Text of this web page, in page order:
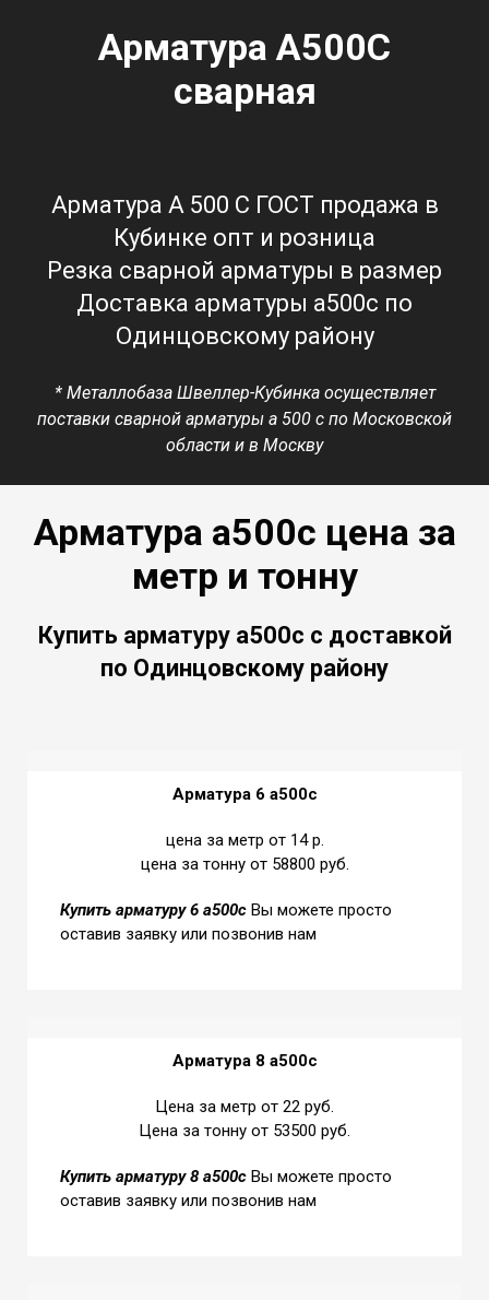
Арматура А500С
сварная
Арматура А 500 С ГОСТ продажа в
Кубинке опт и розница
Резка сварной арматуры в размер
Доставка арматуры а500с по
Одинцовскому району
* Металлобаза Швеллер-Кубинка осуществляет
поставки сварной арматуры а 500 с по Московской
области и в Москву
Арматура а500с цена за
метр и тонну
Купить арматуру а500с с доставкой
по Одинцовскому району
Арматура 6 а500с
цена за метр от 14 р.
цена за тонну от 58800 руб.
Купить арматуру 6 а500с Вы можете просто
оставив заявку или позвонив нам
Арматура 8 а500с
Цена за метр от 22 руб.
Цена за тонну от 53500 руб.
Купить арматуру 8 а500с Вы можете просто
оставив заявку или позвонив нам